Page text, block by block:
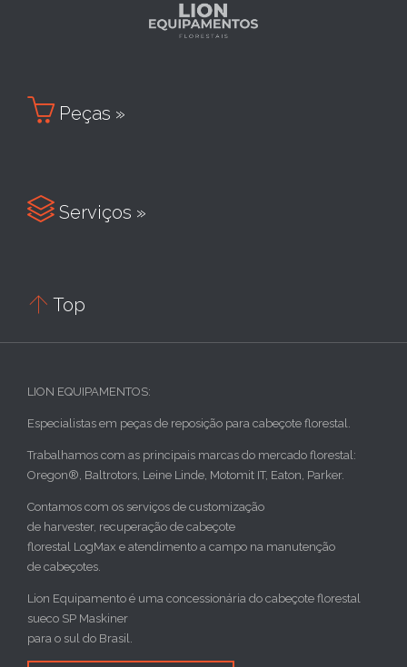
 Peças »
 Serviços »
 Top
LION EQUIPAMENTOS:
Especialistas em peças de reposição para cabeçote florestal.
Trabalhamos com as principais marcas do mercado florestal:
Oregon®, Baltrotors, Leine Linde, Motomit IT, Eaton, Parker.
Contamos com os serviços de customização
de harvester, recuperação de cabeçote
florestal LogMax e atendimento a campo na manutenção
de cabeçotes.
Lion Equipamento é uma concessionária do cabeçote florestal
sueco SP Maskiner
para o sul do Brasil.